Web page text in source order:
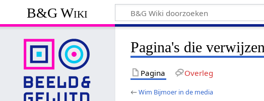
B&G Wiki
Pagina's die
Pagina Overleg
←Wim Bijmoer in de media